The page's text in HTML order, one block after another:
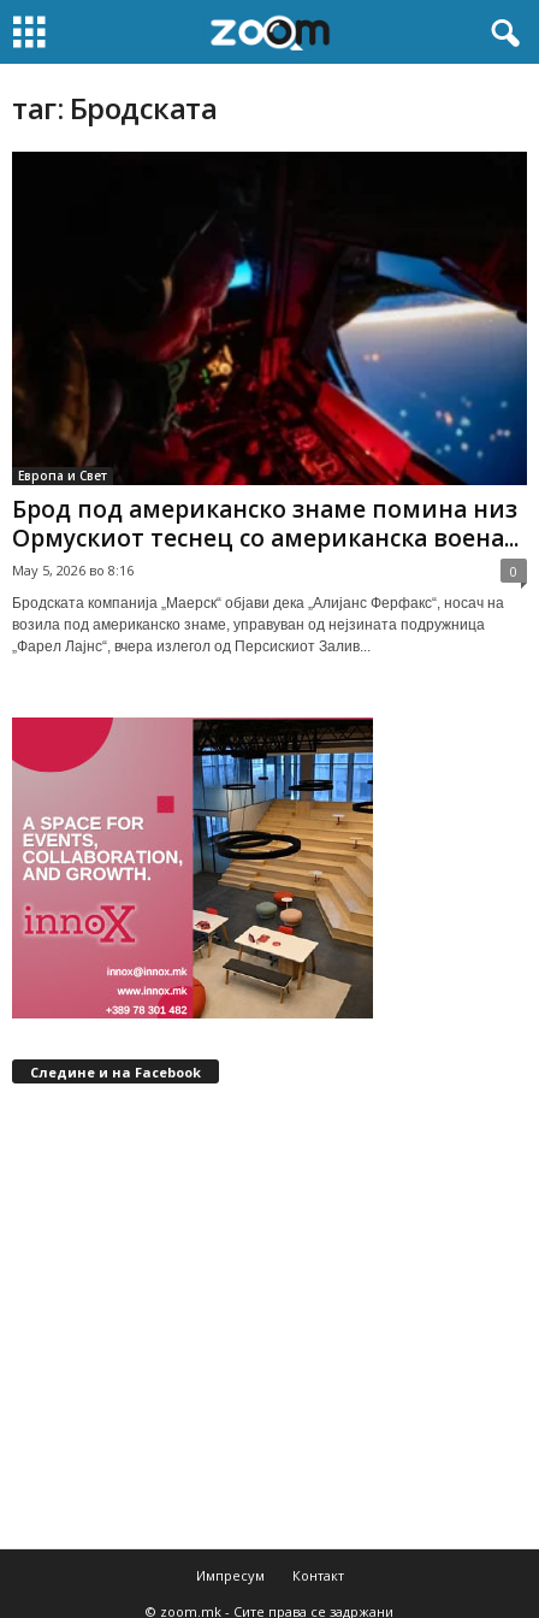
таг: Бродската
Европа и Свет
Брод под американско знаме помина низ
Ормускиот теснец со американска воена...
May 5, 2026 во 8:16 0
Бродската компанија „Маерск“ објави дека „Алијанс Ферфакс“, носач на
возила под американско знаме, управуван од нејзината подружница
„Фарел Лајнс“, вчера излегол од Персискиот Залив...
Следине и на Facebook
Импресум
Контакт
© zoom.mk - Сите права се задржани